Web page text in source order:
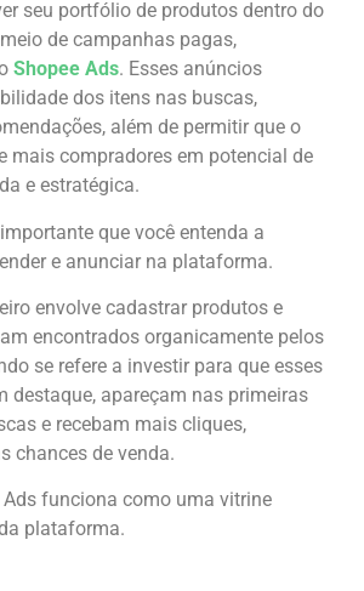
seu portfólio de produtos dentro do
de campanhas pagas,
Shopee Ads. Esses anúncios
dos itens nas buscas,
além de permitir que o
mais compradores em potencial de
e estratégica.
que você entenda a
e anunciar na plataforma.
envolve cadastrar produtos e
encontrados organicamente pelos
se refere a investir para que esses
destaque, apareçam nas primeiras
e recebam mais cliques,
chances de venda.
Ads funciona como uma vitrine
plataforma.